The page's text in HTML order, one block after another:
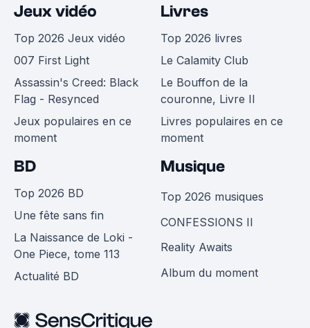
Jeux vidéo
Top 2026 Jeux vidéo
007 First Light
Assassin's Creed: Black
Flag - Resynced
Jeux populaires en ce
moment
Livres
Top 2026 livres
Le Calamity Club
Le Bouffon de la
couronne, Livre II
Livres populaires en ce
moment
BD
Top 2026 BD
Une fête sans fin
La Naissance de Loki -
One Piece, tome 113
Actualité BD
Musique
Top 2026 musiques
CONFESSIONS II
Reality Awaits
Album du moment